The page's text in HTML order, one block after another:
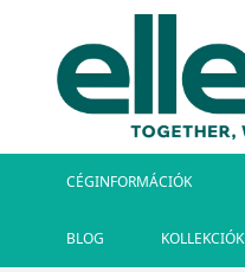
CÉGINFORMÁCIÓK
BLOG KOLLEKCIÓK